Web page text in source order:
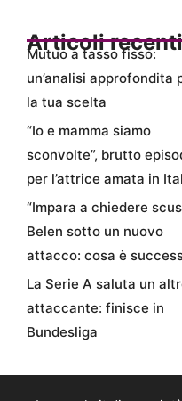
Articoli recenti
Mutuo a tasso fisso:
un’analisi approfondita
la tua scelta
“Io e mamma siamo
sconvolte”, brutto
per l’attrice amata in
“Impara a chiedere
Belen sotto un nuovo
attacco: cosa è
La Serie A saluta un
attaccante: finisce in
Bundesliga